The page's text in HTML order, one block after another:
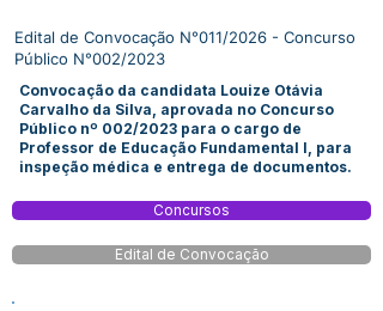
Edital de Convocação N°011/2026 - Concurso
Público N°002/2023
Convocação da candidata Louize Otávia
Carvalho da Silva, aprovada no Concurso
Público nº 002/2023 para o cargo de
Professor de Educação Fundamental I, para
inspeção médica e entrega de documentos.
Concursos
Edital de Convocação